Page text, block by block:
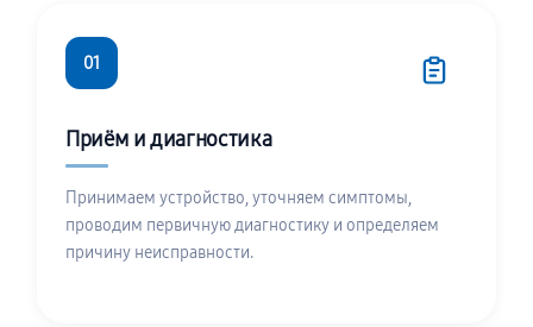
01
Приём и диагностика
Принимаем устройство, уточняем симптомы,
проводим первичную диагностику и определяем
причину неисправности.